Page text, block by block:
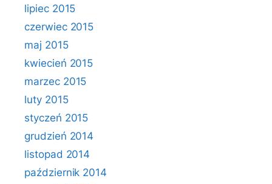
lipiec 2015
czerwiec 2015
maj 2015
kwiecień 2015
marzec 2015
luty 2015
styczeń 2015
grudzień 2014
listopad 2014
październik 2014